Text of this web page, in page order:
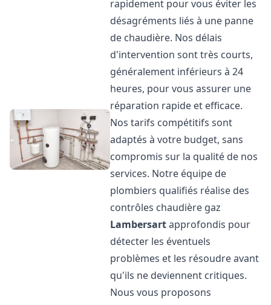
rapidement pour vous éviter les
désagréments liés à une panne
de chaudière. Nos délais
d'intervention sont très courts,
généralement inférieurs à 24
heures, pour vous assurer une
réparation rapide et efficace.
Nos tarifs compétitifs sont
adaptés à votre budget, sans
compromis sur la qualité de nos
services. Notre équipe de
plombiers qualifiés réalise des
contrôles chaudière gaz
Lambersartapprofondis pour
détecter les éventuels
problèmes et les résoudre avant
qu'ils ne deviennent critiques.
Nous vous proposons